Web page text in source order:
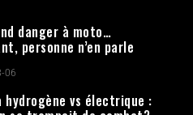
danger à moto…
personne n’en parle
06
hydrogène vs électrique :